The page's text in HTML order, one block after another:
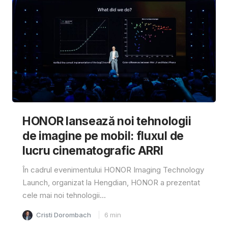
HONOR lansează noi tehnologii
de imagine pe mobil: fluxul de
lucru cinematografic ARRI
În cadrul evenimentului HONOR Imaging Technology
Launch, organizat la Hengdian, HONOR a prezentat
cele mai noi tehnologii...
Cristi Dorombach 6 min